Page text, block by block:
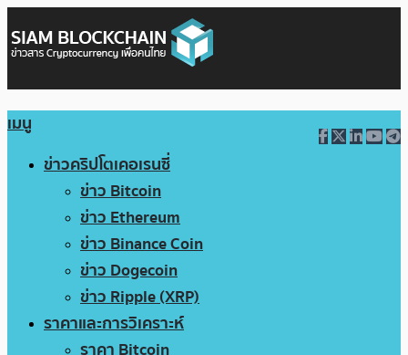
เมนู
ข่าวคริปโตเคอเรนซี่
ข่าว Bitcoin
ข่าว Ethereum
ข่าว Binance Coin
ข่าว Dogecoin
ข่าว Ripple (XRP)
ราคาและการวิเคราะห์